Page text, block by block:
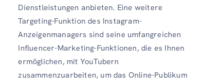
Dienstleistungen anbieten. Eine weitere
Targeting-Funktion des Instagram-
Anzeigenmanagers sind seine umfangreichen
Influencer-Marketing-Funktionen, die es Ihnen
ermöglichen, mit YouTubern
zusammenzuarbeiten, um das Online-Publikum